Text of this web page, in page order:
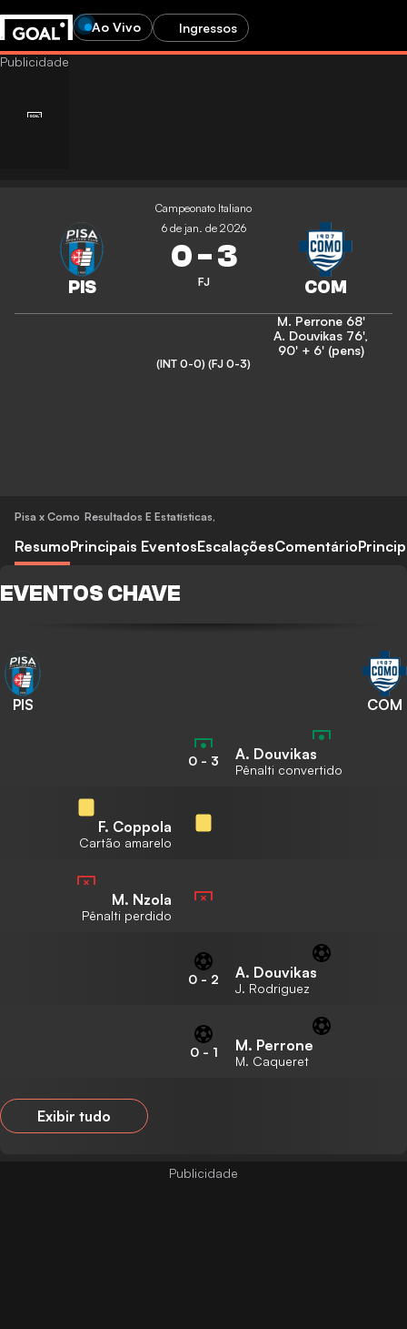
Ao Vivo Ingressos
Campeonato Italiano
6 de jan. de 2026
0-3
FJ
M. Perrone 68'
A. Douvikas 76',
90' + 6' (pens)
(INT 0-0) (FJ 0-3)
Pisa x Como Resultados E Estatísticas,
ResumoPrincipais EventosEscalaçõesComentário
EVENTOS CHAVE
PIS COM
0 - 3 A. Douvikas
Pênalti convertido
F. Coppola
Cartão amarelo
M. Nzola
Pênalti perdido
0 - 2 A. Douvikas
J. Rodriguez
0- 1 M. Perrone
M. Caqueret
Exibir tudo